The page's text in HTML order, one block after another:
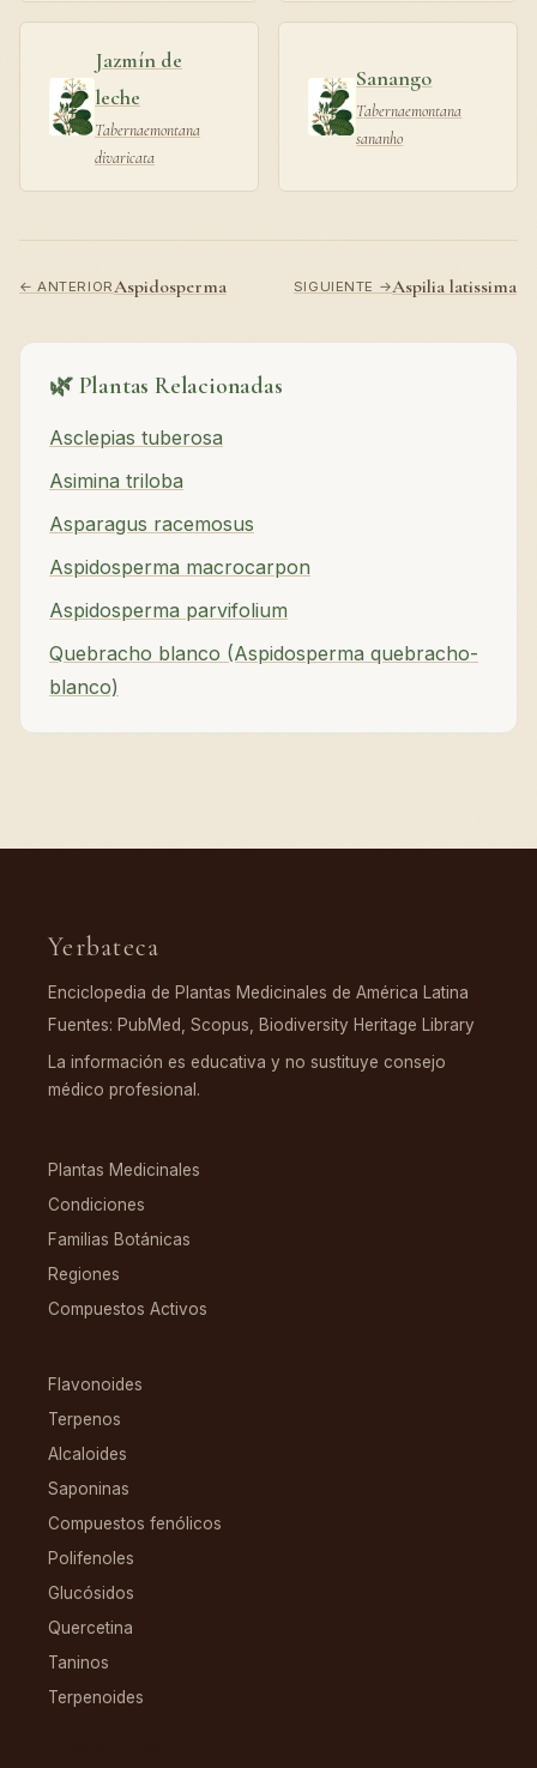
Jazmín de
leche
Tabernaemontana
divaricata
Sanango
Tabernaemontana
sananho
← ANTERIORAspidosperma SIGUIENTE →Aspilia latissima
🌿 Plantas Relacionadas
Asclepias tuberosa
Asimina triloba
Asparagus racemosus
Aspidosperma macrocarpon
Aspidosperma parvifolium
Quebracho blanco (Aspidosperma quebracho-
blanco)
Yerbateca
Enciclopedia de Plantas Medicinales de América Latina
Fuentes: PubMed, Scopus, Biodiversity Heritage Library
La información es educativa y no sustituye consejo
médico profesional.
Plantas Medicinales
Condiciones
Familias Botánicas
Regiones
Compuestos Activos
Flavonoides
Terpenos
Alcaloides
Saponinas
Compuestos fenólicos
Polifenoles
Glucósidos
Quercetina
Taninos
Terpenoides